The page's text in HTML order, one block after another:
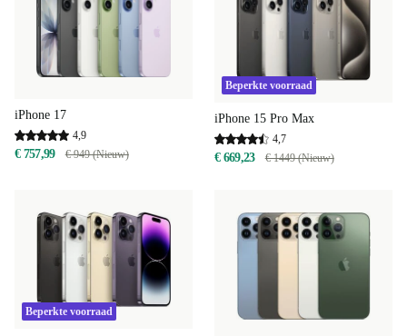
iPhone 17
4,9
€ 757,99 € 949 (Nieuw)
Beperkte voorraad
iPhone 15 Pro Max
4,7
€ 669,23 € 1449 (Nieuw)
Beperkte voorraad